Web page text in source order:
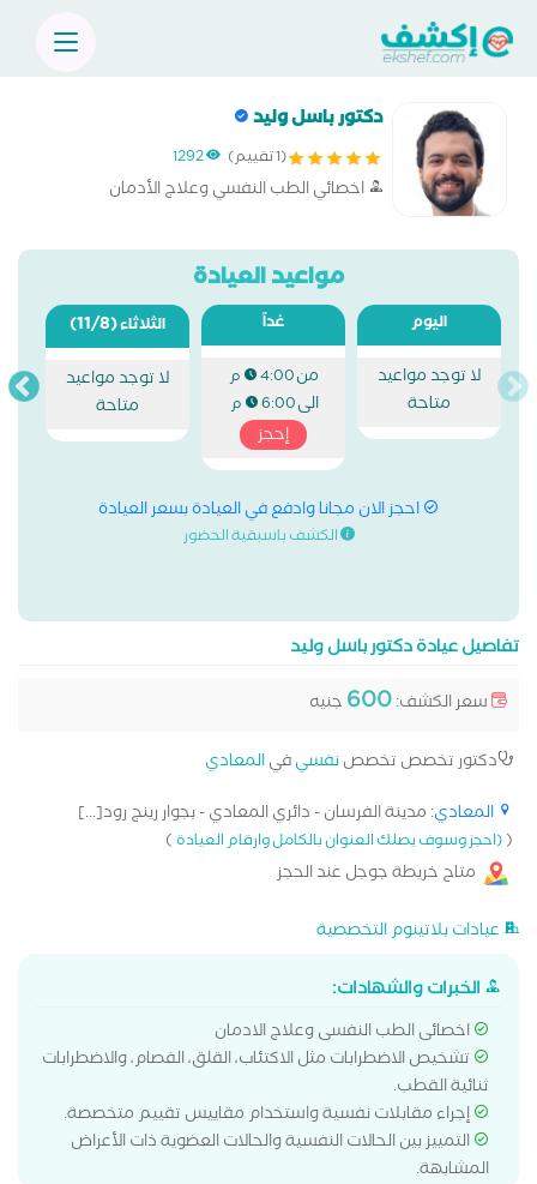
دكتور باسل وليد
(1 تقييم) 1292
اخصائي الطب النفسي وعلاج الأدمان
مواعيد العيادة
اليوم
لا توجد مواعيد
متاحة
غداً
من4:00 م
الى6:00 م
إحجز
الثلاثاء(11/8)
لا توجد مواعيد
متاحة
احجز الان مجانا وادفع في العيادة بسعر العيادة
الكشف باسبقية الحضور
تفاصيل عيادة دكتور باسل وليد
سعر الكشف:600 جنيه
دكتور تخصص تخصصنفسيفيالمعادي
المعادي: مدينة الفرسان - دائري المعادي - بجوار رينج رود[...]
((احجز وسوف يصلك العنوان بالكامل وارقام العيادة)
متاح خريطة جوجل عند الحجز
عيادات بلاتينوم التخصصية
الخبرات والشهادات:
اخصائى الطب النفسى وعلاج الادمان
تشخيص الاضطرابات مثل الاكتئاب، القلق، الفصام، والاضطرابات
ثنائية القطب.
إجراء مقابلات نفسية واستخدام مقاييس تقييم متخصصة.
التمييز بين الحالات النفسية والحالات العضوية ذات الأعراض
المشابهة.